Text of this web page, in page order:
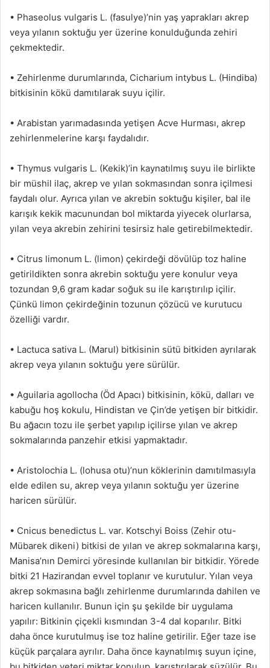
• Phaseolus vulgaris L. (fasulye)’nin yaş yaprakları akrep
veya yılanın soktuğu yer üzerine konulduğunda zehiri
çekmektedir.
• Zehirlenme durumlarında, Cicharium intybus L. (Hindiba)
bitkisinin kökü damıtılarak suyu içilir.
• Arabistan yarımadasında yetişen Acve Hurması, akrep
zehirlenmelerine karşı faydalıdır.
• Thymus vulgaris L. (Kekik)’in kaynatılmış suyu ile birlikte
bir müshil ilaç, akrep ve yılan sokmasından sonra içilmesi
faydalı olur. Ayrıca yılan ve akrebin soktuğu kişiler, bal ile
karışık kekik macunundan bol miktarda yiyecek olurlarsa,
yılan veya akrebin zehirini tesirsiz hale getirebilmektedir.
• Citrus limonum L. (limon) çekirdeği dövülüp toz haline
getirildikten sonra akrebin soktuğu yere konulur veya
tozundan 9,6 gram kadar soğuk su ile karıştırılıp içilir.
Çünkü limon çekirdeğinin tozunun çözücü ve kurutucu
özelliği vardır.
• Lactuca sativa L. (Marul) bitkisinin sütü bitkiden ayrılarak
akrep veya yılanın soktuğu yere sürülür.
• Aguilaria agollocha (Öd Apacı) bitkisinin, kökü, dalları ve
kabuğu hoş kokulu, Hindistan ve Çin’de yetişen bir bitkidir.
Bu ağacın tozu ile şerbet yapılıp içilirse yılan ve akrep
sokmalarında panzehir etkisi yapmaktadır.
• Aristolochia L. (lohusa otu)’nun köklerinin damıtılmasıyla
elde edilen su, akrep veya yılanın soktuğu yer üzerine
haricen sürülür.
• Cnicus benedictus L. var. Kotschyi Boiss (Zehir otu-
Mübarek dikeni) bitkisi de yılan ve akrep sokmalarına karşı,
Manisa’nın Demirci yöresinde kullanılan bir bitkidir. Yörede
bitki 21 Hazirandan evvel toplanır ve kurutulur. Yılan veya
akrep sokmasına bağlı zehirlenme durumlarında dahilen ve
haricen kullanılır. Bunun için şu şekilde bir uygulama
yapılır: Bitkinin çiçekli kısmından 3-4 dal koparılır. Bitki
daha önce kurutulmuş ise toz haline getirilir. Eğer taze ise
küçük parçalara ayrılır. Daha önce kaynatılmış suyun içine,